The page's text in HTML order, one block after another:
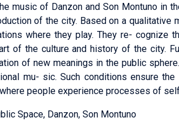
music of Danzon and Son Montuno in
of the city. Based on a
where they play. They re-
of the culture and history of the city.
of new meanings in the public
mu- sic. Such conditions ensure
people experience processes of
Space, Danzon, Son Montuno